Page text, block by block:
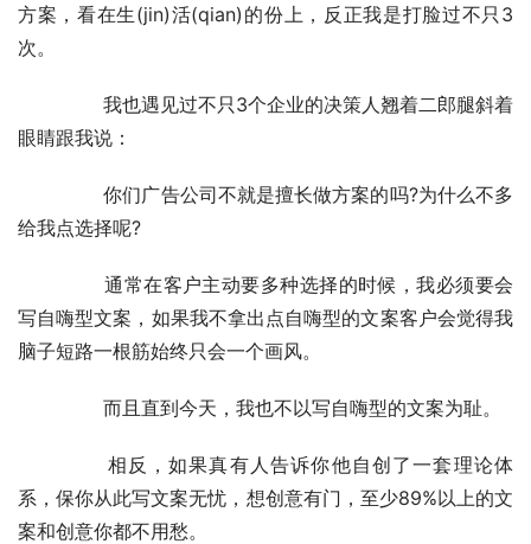
方案，看在生(jin)活(qian)的份上，反正我是打脸过不只3
次。
眼睛跟我说：
给我点选择呢?
写自嗨型文案，如果我不拿出点自嗨型的文案客户会觉得我
脑子短路一根筋始终只会一个画风。
	　　而且直到今天，我也不以写自嗨型的文案为耻。
系，保你从此写文案无忧，想创意有门，至少89%以上的文
案和创意你都不用愁。